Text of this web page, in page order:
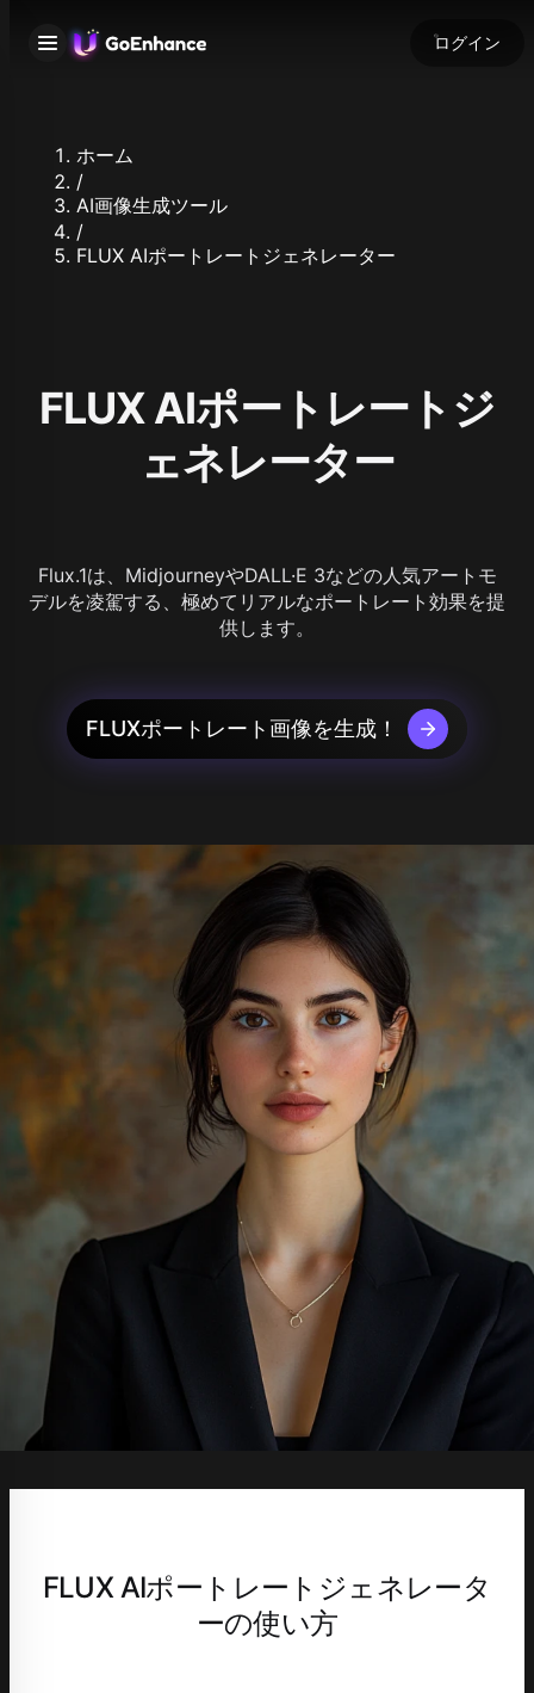
ログイン
ホーム
/
AI画像生成ツール
/
FLUX AIポートレートジェネレーター
FLUX AIポートレートジ
ェネレーター
Flux.1は、MidjourneyやDALL·E 3などの人気アートモ
デルを凌駕する、極めてリアルなポートレート効果を提
供します。
FLUXポートレート画像を生成！
FLUX AIポートレートジェネレータ
ーの使い方